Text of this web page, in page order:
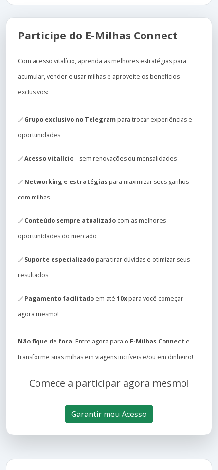
Participe do E-Milhas Connect
Com acesso vitalício, aprenda as melhores estratégias para
acumular, vender e usar milhas e aproveite os benefícios
exclusivos:
✅ Grupo exclusivo no Telegram para trocar experiências e
oportunidades
✅Acesso vitalício– sem renovações ou mensalidades
✅ Networking e estratégias para maximizar seus ganhos
com milhas
✅ Conteúdo sempre atualizado com as melhores
oportunidades do mercado
✅ Suporte especializado para tirar dúvidas e otimizar seus
resultados
✅ Pagamento facilitado em até 10x para você começar
agora mesmo!
Não fique de fora! Entre agora para o E-Milhas Connect e
transforme suas milhas em viagens incríveis e/ou em dinheiro!
Comece a participar agora mesmo!
Garantir meu Acesso